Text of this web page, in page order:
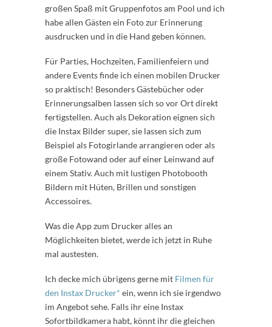
großen Spaß mit Gruppenfotos am Pool und ich
habe allen Gästen ein Foto zur Erinnerung
ausdrucken und in die Hand geben können.
Für Parties, Hochzeiten, Familienfeiern und
andere Events finde ich einen mobilen Drucker
so praktisch! Besonders Gästebücher oder
Erinnerungsalben lassen sich so vor Ort direkt
fertigstellen. Auch als Dekoration eignen sich
die Instax Bilder super, sie lassen sich zum
Beispiel als Fotogirlande arrangieren oder als
große Fotowand oder auf einer Leinwand auf
einem Stativ. Auch mit lustigen Photobooth
Bildern mit Hüten, Brillen und sonstigen
Accessoires.
Was die App zum Drucker alles an
Möglichkeiten bietet, werde ich jetzt in Ruhe
mal austesten.
Ich decke mich übrigens gerne mit Filmen für
den Instax Drucker* ein, wenn ich sie irgendwo
im Angebot sehe. Falls ihr eine Instax
Sofortbildkamera habt, könnt ihr die gleichen